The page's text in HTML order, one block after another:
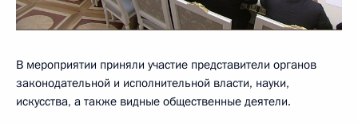
В мероприятии приняли участие представители органов
законодательной и исполнительной власти, науки,
искусства, а также видные общественные деятели.